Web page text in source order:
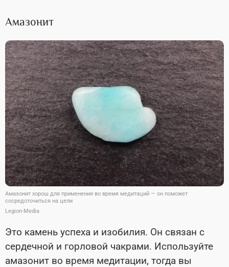
Амазонит
Амазонит хорош для применения во время медитаций — он поможет
сосредоточиться на цели
Legion-Media
Это камень успеха и изобилия. Он связан с
сердечной и горловой чакрами. Используйте
амазонит во время медитации, тогда вы